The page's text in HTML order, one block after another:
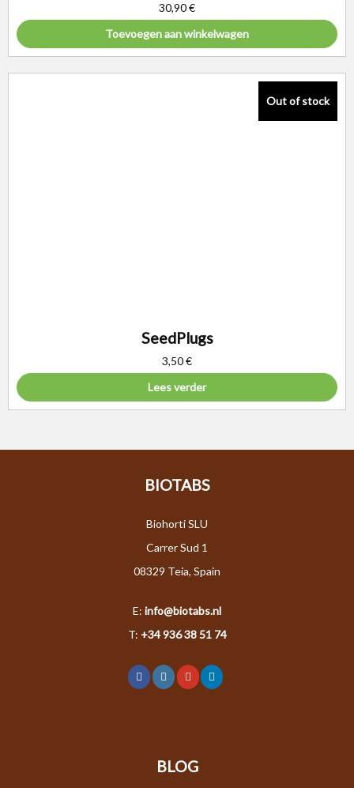
30,90€
Toevoegen aan winkelwagen
SeedPlugs
3,50€
Lees verder
BIOTABS
Biohorti SLU
Carrer Sud 1
08329 Teia, Spain
E: info@biotabs.nl
T: +34 936 38 51 74
BLOG